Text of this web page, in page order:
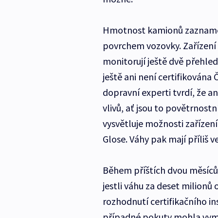
Hmotnost kamionů
povrchem vozovky.
monitorují ještě dvě
ještě ani není certifikována
dopravní experti tvrdí, že
vlivů, ať jsou to
vysvětluje možnosti
Glose. Váhy pak mají příliš
Během příštích dvou
jestli váhu za deset milionů
rozhodnutí certifikačního